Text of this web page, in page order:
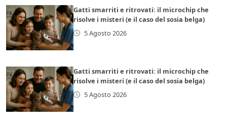
Gatti smarriti e ritrovati: il microchip che
risolve i misteri (e il caso del sosia belga)
5 Agosto 2026
Gatti smarriti e ritrovati: il microchip che
risolve i misteri (e il caso del sosia belga)
5 Agosto 2026